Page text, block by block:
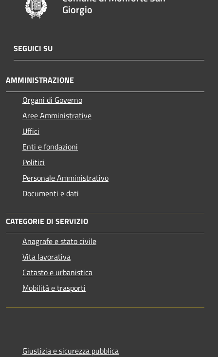
Giorgio
SEGUICI SU
AMMINISTRAZIONE
Organi di Governo
Aree Amministrative
Uffici
Enti e fondazioni
Politici
Personale Amministrativo
Documenti e dati
CATEGORIE DI SERVIZIO
Anagrafe e stato civile
Vita lavorativa
Catasto e urbanistica
Mobilità e trasporti
Giustizia e sicurezza pubblica